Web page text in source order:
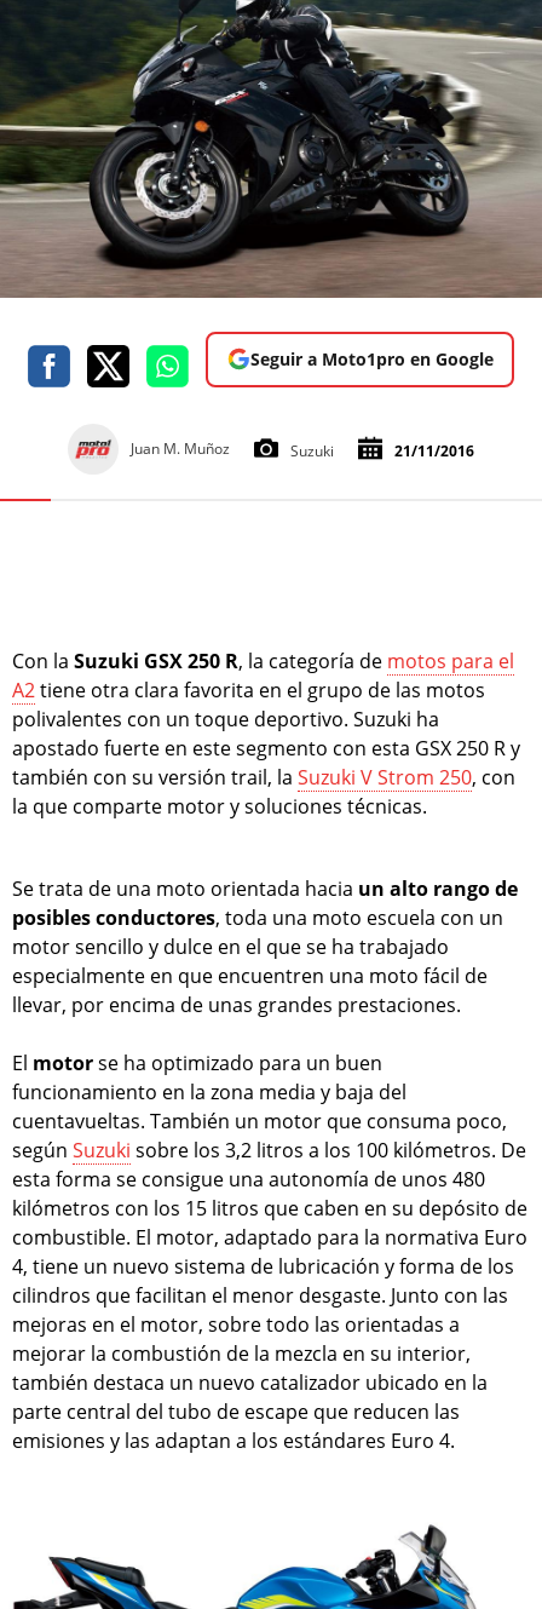
Seguir a Moto1pro en Google
Juan M. Muñoz Suzuki 21/11/2016
Con la Suzuki GSX 250 R, la categoría de motos para el
A2tiene otra clara favorita en el grupo de las motos
polivalentes con un toque deportivo. Suzuki ha
apostado fuerte en este segmento con esta GSX 250 R y
también con su versión trail, la Suzuki V Strom 250, con
la que comparte motor y soluciones técnicas.
Se trata de una moto orientada hacia un alto rango de
posibles conductores, toda una moto escuela con un
motor sencillo y dulce en el que se ha trabajado
especialmente en que encuentren una moto fácil de
llevar, por encima de unas grandes prestaciones.
El motorse ha optimizado para un buen
funcionamiento en la zona media y baja del
cuentavueltas. También un motor que consuma poco,
según Suzuki sobre los 3,2 litros a los 100 kilómetros. De
esta forma se consigue una autonomía de unos 480
kilómetros con los 15 litros que caben en su depósito de
combustible. El motor, adaptado para la normativa Euro
4, tiene un nuevo sistema de lubricación y forma de los
cilindros que facilitan el menor desgaste. Junto con las
mejoras en el motor, sobre todo las orientadas a
mejorar la combustión de la mezcla en su interior,
también destaca un nuevo catalizador ubicado en la
parte central del tubo de escape que reducen las
emisiones y las adaptan a los estándares Euro 4.